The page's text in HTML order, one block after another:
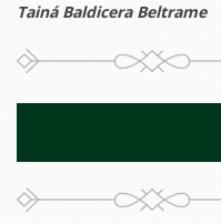
Tainá Baldicera Beltrame